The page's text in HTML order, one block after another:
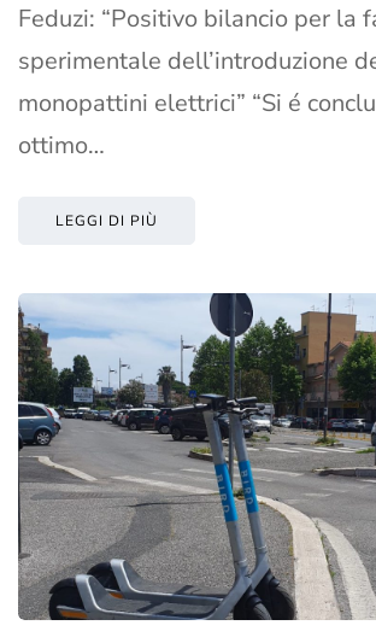
Feduzi: “Positivo bilancio per la
sperimentale dell’introduzione
monopattini elettrici” “Si é
ottimo…
LEGGI DI PIÙ